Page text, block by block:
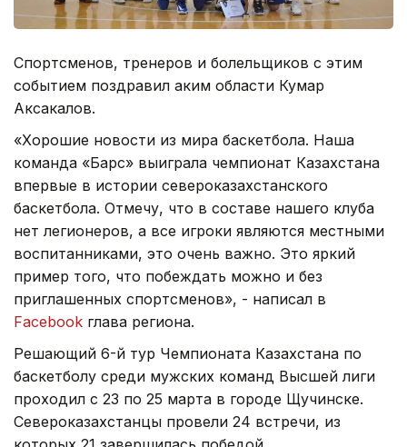
Спортсменов, тренеров и болельщиков с этим
событием поздравил аким области Кумар
Аксакалов.
«Хорошие новости из мира баскетбола. Наша
команда «Барс» выиграла чемпионат Казахстана
впервые в истории североказахстанского
баскетбола. Отмечу, что в составе нашего клуба
нет легионеров, а все игроки являются местными
воспитанниками, это очень важно. Это яркий
пример того, что побеждать можно и без
приглашенных спортсменов», - написал в
Facebook глава региона.
Решающий 6-й тур Чемпионата Казахстана по
баскетболу среди мужских команд Высшей лиги
проходил с 23 по 25 марта в городе Щучинске.
Североказахстанцы провели 24 встречи, из